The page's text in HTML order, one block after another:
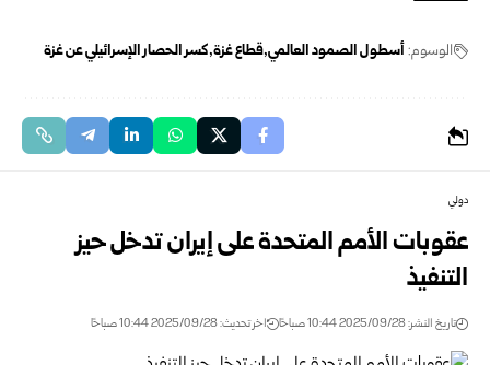
الوسوم: أسطول الصمود العالمي قطاع غزة كسر الحصار الإسرائيلي عن غزة
دولي
عقوبات الأمم المتحدة على إيران تدخل حيز
التنفيذ
تاريخ النشر: 2025/09/28 10:44 صباحًا اخر تحديث: 2025/09/28 10:44 صباحًا